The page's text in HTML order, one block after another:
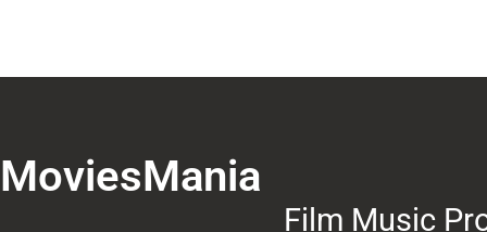
MoviesMania
Film Music